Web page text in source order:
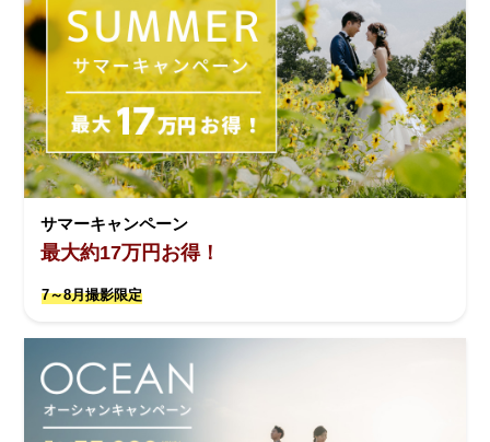
サマーキャンペーン
最大約17万円お得！
7～8月撮影限定